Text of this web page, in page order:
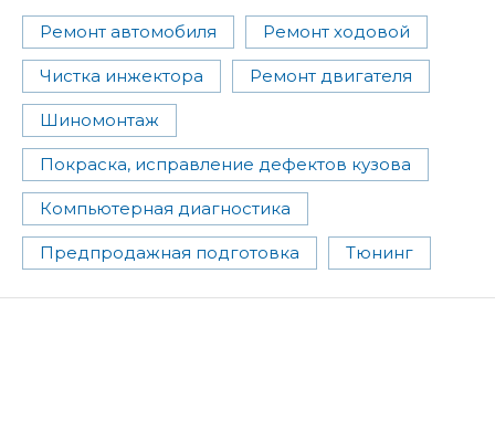
Ремонт автомобиля Ремонт ходовой
Чистка инжектора Ремонт двигателя
Шиномонтаж
Покраска, исправление дефектов кузова
Компьютерная диагностика
Предпродажная подготовка Тюнинг